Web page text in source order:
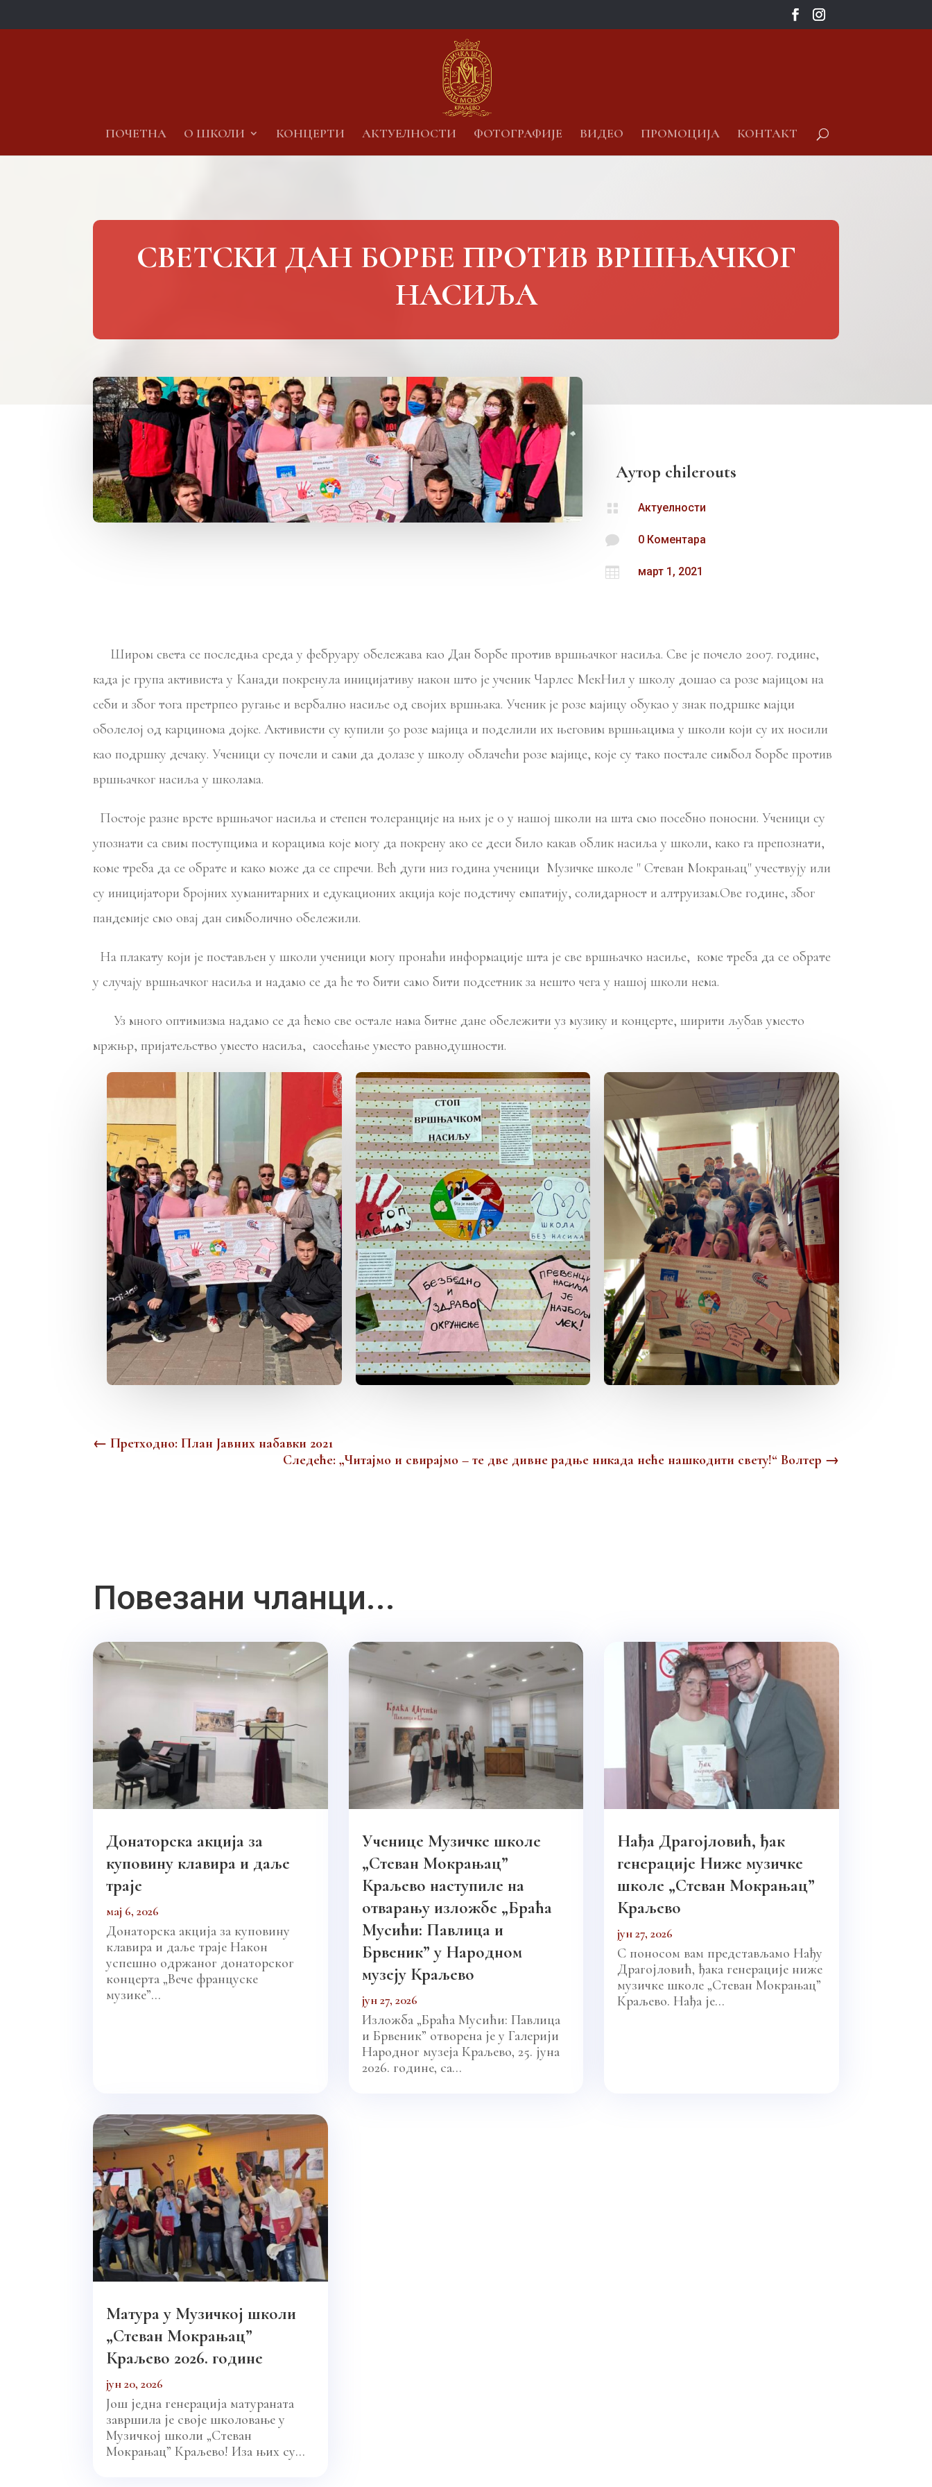
ПОЧЕТНА О ШКОЛИ КОНЦЕРТИ АКТУЕЛНОСТИ ФОТОГРАФИЈЕ ВИДЕО ПРОМОЦИЈА КОНТАКТ
СВЕТСКИ ДАН БОРБЕ ПРОТИВ ВРШЊАЧКОГ
НАСИЉА
Аутор chilerouts
 Актуелности
 0 Коментара
 март 1, 2021
Широм света се последњa средa у фебруару обележава као Дан борбе против вршњачког насиља. Све је почело 2007. године,
када је група активиста у Канади покренула иницијативу након што је ученик Чарлес МекНил у школу дошао са розе мајицом на
себи и због тога претрпео ругање и вербално насиље од својих вршњака. Ученик је розе мајицу обукао у знак подршке мајци
оболелој од карцинома дојке. Активисти су купили 50 розе мајица и поделили их његовим вршњацима у школи који су их носили
као подршку дечаку. Ученици су почели и сами да долазе у школу облачећи розе мајице, које су тако постале симбол борбе против
вршњачког насиља у школама.
Постоје разне врсте вршњачог насиља и степен толеранције на њих је 0 у нашој школи на шта смо посебно поносни. Ученици су
упознати са свим поступцима и корацима које могу да покрену ако се деси било какав облик насиља у школи, како га препознати,
коме треба да се обрате и како може да се спречи. Већ дуги низ година ученици Музичке школе " Стеван Мокрањац" учествују или
су иницијатори бројних хуманитарних и едукационих акција које подстичу емпатију, солидарност и алтруизам.Ове године, због
пандемије смо овај дан симболично обележили.
На плакату који је постављен у школи ученици могу пронаћи информације шта је све вршњачко насиље, коме треба да се обрате
у случају вршњачког насиља и надамо се да ће то бити само бити подсетник за нешто чега у нашој школи нема.
Уз много оптимизма надамо се да ћемо све остале нама битне дане обележити уз музику и концерте, ширити љубав уместо
мржњр, пријатељство уместо насиља, саосећање уместо равнодушности.
←Претходно: План Јавних набавки 2021
Следеће: „Читајмо и свирајмо – те две дивне радње никада неће нашкодити свету!“ Волтер →
Повезани чланци...
Донаторска акција за
куповину клавира и даље
траје
мај 6, 2026
Донаторска акција за куповину
клавира и даље траје Након
успешно одржаног донаторског
концерта „Вече француске
музике”...
Ученице Музичке школе
„Стеван Мокрањац”
Краљево наступиле на
отварању изложбе „Браћа
Мусићи: Павлица и
Брвеник” у Народном
музеју Краљево
јун 27, 2026
Изложба „Браћа Мусићи: Павлица
и Брвеник” отворена је у Галерији
Народног музеја Краљево, 25. јуна
2026. године, са...
Нађа Драгојловић, ђак
генерације Ниже музичке
школе „Стеван Мокрањац”
Краљево
јун 27, 2026
С поносом вам представљамо Нађу
Драгојловић, ђака генерације ниже
музичке школе „Стеван Мокрањац”
Краљево. Нађа је...
Матура у Музичкој школи
„Стеван Мокрањац”
Краљево 2026. године
јун 20, 2026
Још једна генерација матураната
завршила је своје школовање у
Музичкој школи „Стеван
Мокрањац” Краљево! Иза њих су...